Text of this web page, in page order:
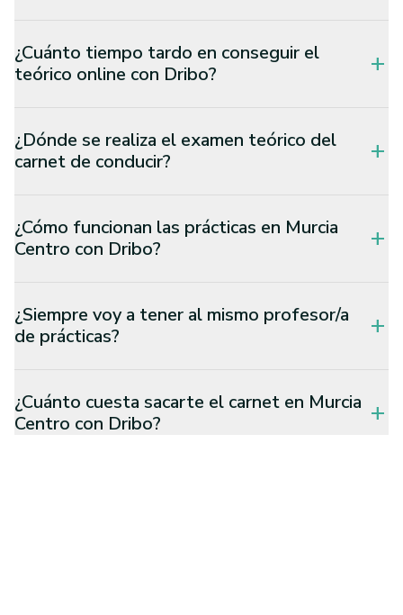
¿Cuánto tiempo tardo en conseguir el
teórico online con Dribo?
add
¿Dónde se realiza el examen teórico del
carnet de conducir?
add
¿Cómo funcionan las prácticas en Murcia
Centro con Dribo?
add
¿Siempre voy a tener al mismo profesor/a
de prácticas?
add
¿Cuánto cuesta sacarte el carnet en Murcia
Centro con Dribo?
add